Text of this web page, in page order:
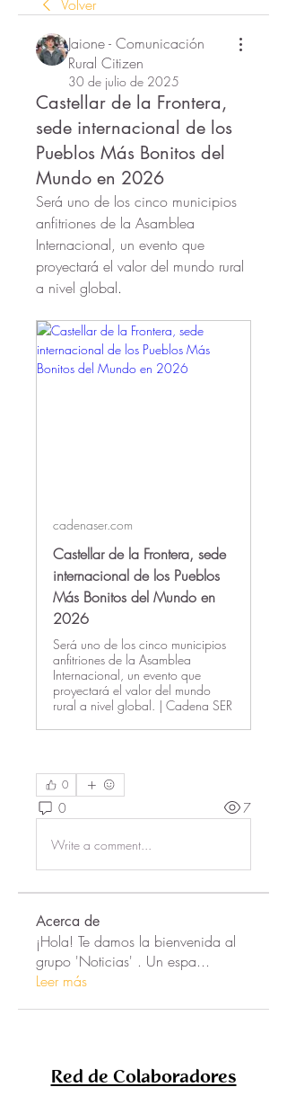
Volver
Jaione - Comunicación
Rural Citizen
30 de julio de 2025
Castellar de la Frontera,
sede internacional de los
Pueblos Más Bonitos del
Mundo en 2026
Será uno de los cinco municipios
anfitriones de la Asamblea
Internacional, un evento que
proyectará el valor del mundo rural
a nivel global.
cadenaser.com
Castellar de la Frontera, sede
internacional de los Pueblos
Más Bonitos del Mundo en
2026
Será uno de los cinco municipios
anfitriones de la Asamblea
Internacional, un evento que
proyectará el valor del mundo
rural a nivel global. | Cadena SER
0
0 7
Write a comment...
Acerca de
¡Hola! Te damos la bienvenida al
grupo 'Noticias' . Un espa...
Leer más
Red de Colaboradores